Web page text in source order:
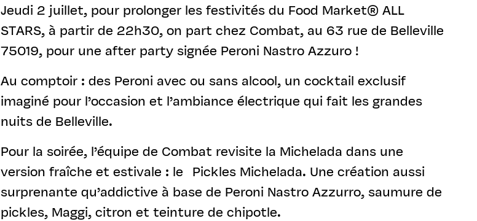
Jeudi 2 juillet, pour prolonger les festivités du Food Market® ALL
STARS, à partir de 22h30, on part chez Combat, au 63 rue de Belleville
75019, pour une after party signée Peroni Nastro Azzuro !
Au comptoir : des Peroni avec ou sans alcool, un cocktail exclusif
imaginé pour l’occasion et l’ambiance électrique qui fait les grandes
nuits de Belleville.
Pour la soirée, l’équipe de Combat revisite la Michelada dans une
version fraîche et estivale : le Pickles Michelada. Une création aussi
surprenante qu’addictive à base de Peroni Nastro Azzurro, saumure de
pickles, Maggi, citron et teinture de chipotle.